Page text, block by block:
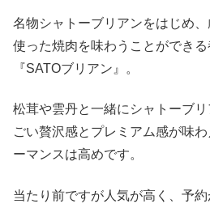
名物シャトーブリアンをはじめ
使った焼肉を味わうことができ
『SATOブリアン』。
松茸や雲丹と一緒にシャトーブ
ごい贅沢感とプレミアム感が味
ーマンスは高めです。
当たり前ですが人気が高く、予